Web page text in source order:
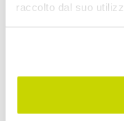
raccolto dal suo